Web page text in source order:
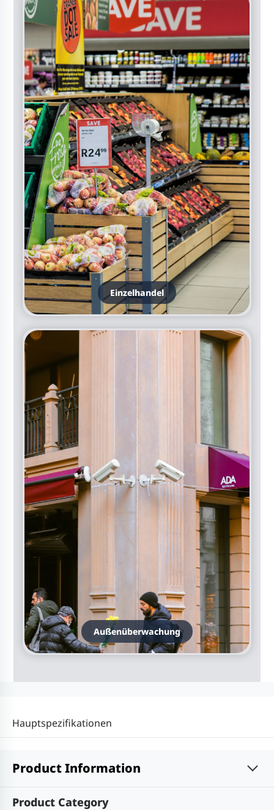
Einzelhandel
Außenüberwachung
Hauptspezifikationen
Product Information
Product Category